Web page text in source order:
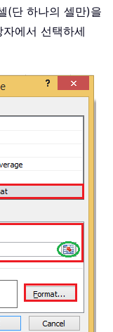
(단 하나의 셀만)을
자에서 선택하세